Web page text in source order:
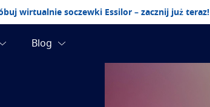
wirtualnie soczewki Essilor – zacznij już teraz!